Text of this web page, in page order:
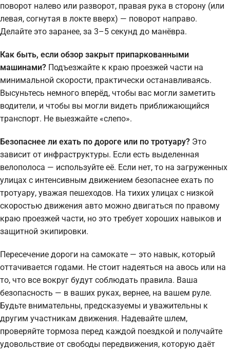
поворот налево или разворот, правая рука в сторону (или
левая, согнутая в локте вверх) — поворот направо.
Делайте это заранее, за 3–5 секунд до манёвра.
Как быть, если обзор закрыт припаркованными
машинами? Подъезжайте к краю проезжей части на
минимальной скорости, практически останавливаясь.
Высуньтесь немного вперёд, чтобы вас могли заметить
водители, и чтобы вы могли видеть приближающийся
транспорт. Не выезжайте «слепо».
Безопаснее ли ехать по дороге или по тротуару? Это
зависит от инфраструктуры. Если есть выделенная
велополоса — используйте её. Если нет, то на загруженных
улицах с интенсивным движением безопаснее ехать по
тротуару, уважая пешеходов. На тихих улицах с низкой
скоростью движения авто можно двигаться по правому
краю проезжей части, но это требует хороших навыков и
защитной экипировки.
Пересечение дороги на самокате — это навык, который
оттачивается годами. Не стоит надеяться на авось или на
то, что все вокруг будут соблюдать правила. Ваша
безопасность — в ваших руках, вернее, на вашем руле.
Будьте внимательны, предсказуемы и уважительны к
другим участникам движения. Надевайте шлем,
проверяйте тормоза перед каждой поездкой и получайте
удовольствие от свободы передвижения, которую даёт